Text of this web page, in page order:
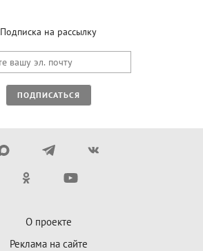
Подписка на рассылку
ПОДПИСАТЬСЯ
О проекте
Реклама на сайте